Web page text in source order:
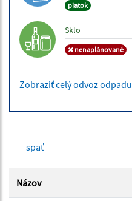
piatok
Sklo
nenaplánované
Zobraziť celý odvoz odpadu
späť
Názov